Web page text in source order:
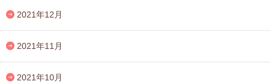
2021年12月
2021年11月
2021年10月